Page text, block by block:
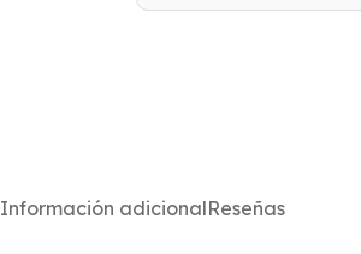
Información adicionalReseñas